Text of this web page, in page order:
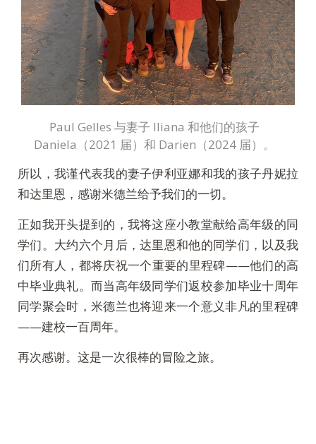
Paul Gelles 与妻子 Iliana 和他们的孩子
Daniela（2021 届）和 Darien（2024 届）。
所以，我谨代表我的妻子伊利亚娜和我的孩子丹妮拉
和达里恩，感谢米德兰给予我们的一切。
正如我开头提到的，我将这座小教堂献给高年级的同
学们。大约六个月后，达里恩和他的同学们，以及我
们所有人，都将庆祝一个重要的里程碑——他们的高
中毕业典礼。而当高年级同学们返校参加毕业十周年
同学聚会时，米德兰也将迎来一个意义非凡的里程碑
——建校一百周年。
再次感谢。这是一次很棒的冒险之旅。